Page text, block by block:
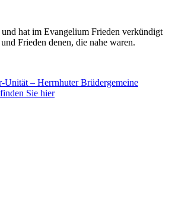
hat im Evangelium Frieden verkündigt
Frieden denen, die nahe waren.
– Herrnhuter Brüdergemeine
Sie hier